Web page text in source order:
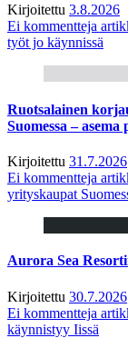
Kirjoitettu 3.8.2026
Ei kommentteja
työt jo käynnissä
Ruotsalainen
Suomessa –
Kirjoitettu 31.7.2026
Ei kommentteja
yrityskaupat
Aurora Sea
Kirjoitettu 30.7.2026
Ei kommentteja
käynnistyy Iissä